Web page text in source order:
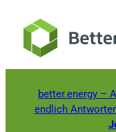
Inhalt
springen
better.energy –
endlich